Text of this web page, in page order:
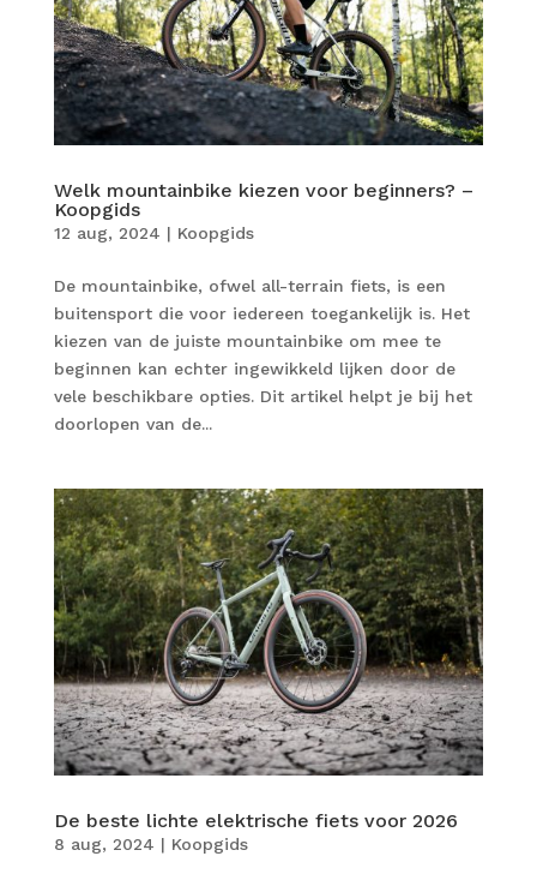
Welk mountainbike kiezen voor beginners? –
Koopgids
12 aug, 2024 | Koopgids
De mountainbike, ofwel all-terrain fiets, is een
buitensport die voor iedereen toegankelijk is. Het
kiezen van de juiste mountainbike om mee te
beginnen kan echter ingewikkeld lijken door de
vele beschikbare opties. Dit artikel helpt je bij het
doorlopen van de...
De beste lichte elektrische fiets voor 2026
8 aug, 2024 | Koopgids